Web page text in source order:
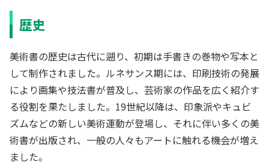
歴史
美術書の歴史は古代に遡り、初期は手書きの巻物や写本と
して制作されました。ルネサンス期には、印刷技術の発展
により画集や技法書が普及し、芸術家の作品を広く紹介す
る役割を果たしました。19世紀以降は、印象派やキュビ
ズムなどの新しい美術運動が登場し、それに伴い多くの美
術書が出版され、一般の人々もアートに触れる機会が増え
ました。